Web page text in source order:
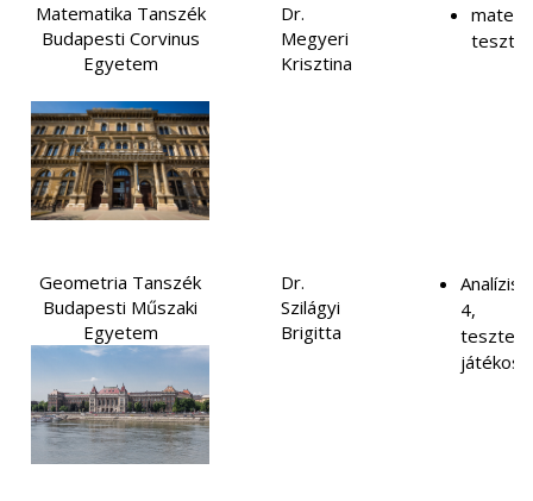
Matematika Tanszék
Budapesti Corvinus
Egyetem
Dr.
Megyeri
Krisztina
Geometria Tanszék
Budapesti Műszaki
Egyetem
Dr.
Szilágyi
Brigitta
Analízis
4,